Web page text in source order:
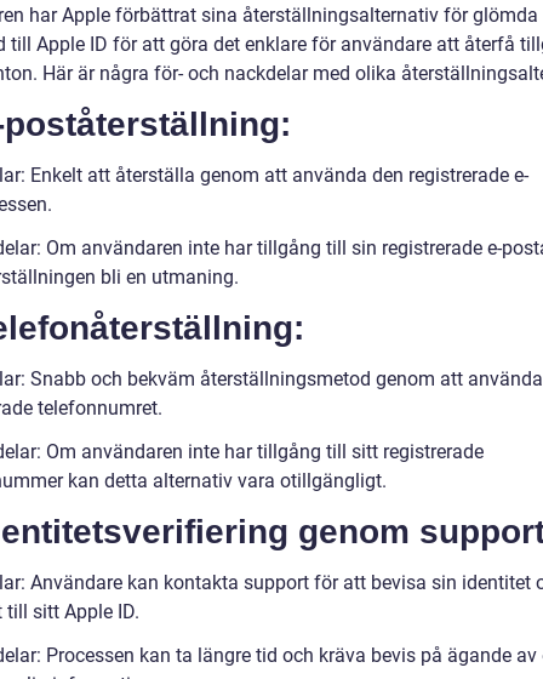
har Apple förbättrat sina återställningsalternativ för glömda
till Apple ID för att göra det enklare för användare att återfå
Här är några för- och nackdelar med olika
poståterställning:
Enkelt att återställa genom att använda den registrerade e-
Om användaren inte har tillgång till sin registrerade e-
bli en utmaning.
Snabb och bekväm återställningsmetod genom att
telefonnumret.
Om användaren inte har tillgång till sitt registrerade
kan detta alternativ vara otillgängligt.
genom
Användare kan kontakta support för att bevisa sin identitet
sitt Apple ID.
Processen kan ta längre tid och kräva bevis på ägande av